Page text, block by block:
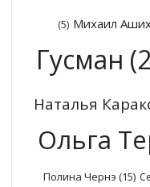
(5) Михаил
Гусман
Наталья
Ольга
Полина Чернэ (15)